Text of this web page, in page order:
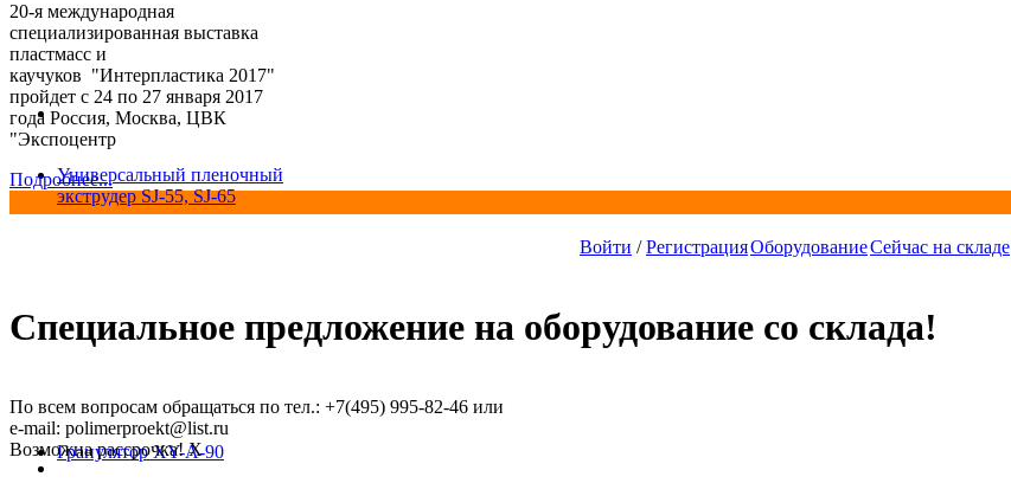
Универсальный пленочный
экструдер SJ-55, SJ-65
Гранулятор XY-A-90
20-я международная
специализированная выставка
пластмасс и
каучуков "Интерпластика 2017"
пройдет с 24 по 27 января 2017
года Россия, Москва, ЦВК
"Экспоцентр
Подробнее...
Войти /РегистрацияОборудованиеСейчас на складе
Специальное предложение на оборудование со склада!
По всем вопросам обращаться по тел.: +7(495) 995-82-46 или
e-mail: polimerproekt@list.ru
Возможна рассрочка!X